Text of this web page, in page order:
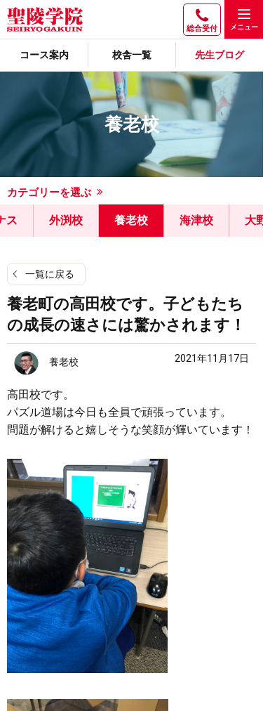
総合受付
コース案内 校舎一覧 先生ブログ
養老校
カテゴリーを選ぶ
ス 外渕校 養老校 海津校 大
一覧に戻る
養老町の高田校です。子どもたち
の成長の速さには驚かされます！
養老校 2021年11月17日
高田校です。
パズル道場は今日も全員で頑張っています。
問題が解けると嬉しそうな笑顔が輝いています！